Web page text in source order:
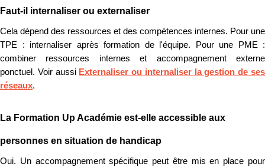
Faut-il internaliser ou externaliser
Cela dépend des ressources et des compétences internes. Pour une
TPE : internaliser après formation de l'équipe. Pour une PME :
combiner ressources internes et accompagnement externe
ponctuel. Voir aussi Externaliser ou internaliser la gestion de ses
réseaux.
La Formation Up Académie est-elle accessible aux
personnes en situation de handicap
Oui. Un accompagnement spécifique peut être mis en place pour